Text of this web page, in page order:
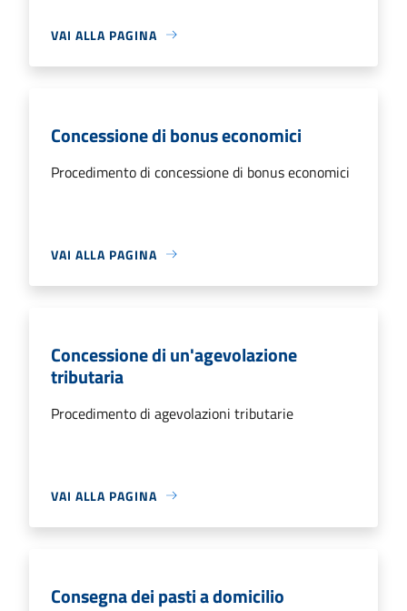
VAI ALLA PAGINA
Concessione di bonus economici
Procedimento di concessione di bonus economici
VAI ALLA PAGINA
Concessione di un'agevolazione
tributaria
Procedimento di agevolazioni tributarie
VAI ALLA PAGINA
Consegna dei pasti a domicilio